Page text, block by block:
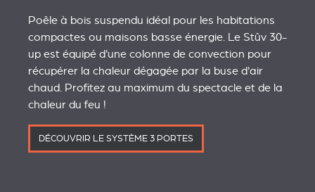
Poêle à bois suspendu idéal pour les habitations
compactes ou maisons basse énergie. Le Stûv 30-
up est équipé d'une colonne de convection pour
récupérer la chaleur dégagée par la buse d'air
chaud. Profitez au maximum du spectacle et de la
chaleur du feu !
DÉCOUVRIR LE SYSTÈME 3 PORTES